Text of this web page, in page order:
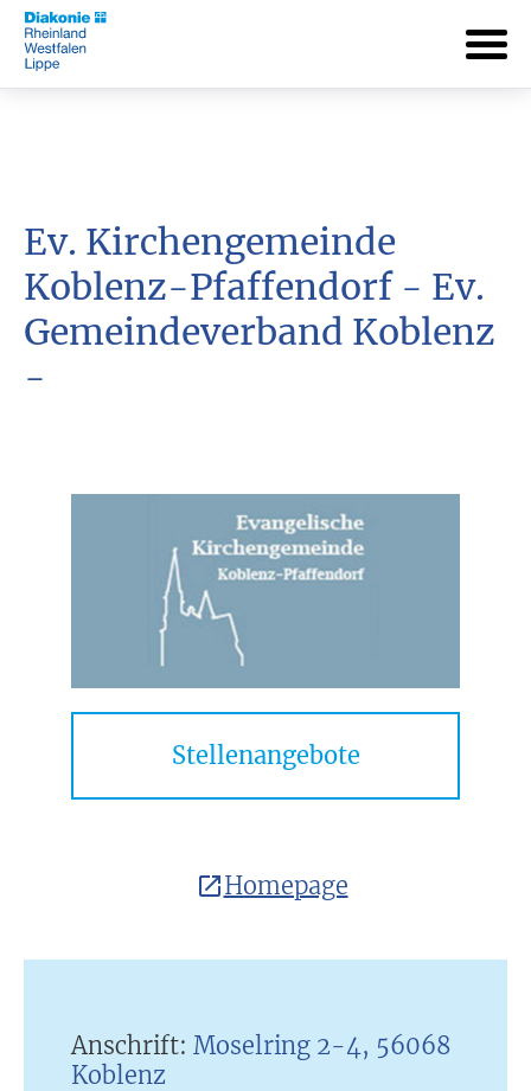
Ev. Kirchengemeinde
Koblenz-Pfaffendorf - Ev.
Gemeindeverband Koblenz
-
Stellenangebote
Homepage
Anschrift: Moselring 2-4, 56068
Koblenz